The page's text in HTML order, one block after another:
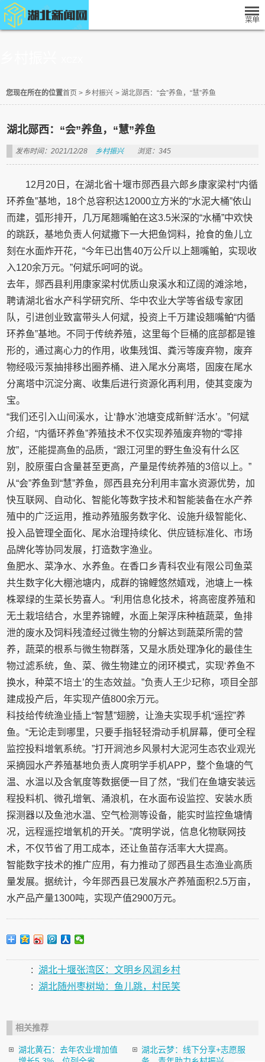
您现在所在的位置首页 > 乡村振兴 > 湖北郧西：“会”养鱼，“慧”养鱼
湖北郧西：“会”养鱼，“慧”养鱼
发布时间：2021/12/28 乡村振兴 浏览：345
12月20日，在湖北省十堰市郧西县六郎乡康家梁村“内循
环养鱼”基地，18个总容积达12000立方米的“水泥大桶”依山
而建，弧形排开，几万尾翘嘴鲌在这3.5米深的“水桶”中欢快
的跳跃，基地负责人何斌撒下一大把鱼饲料，抢食的鱼儿立
刻在水面炸开花，“今年已出售40万公斤以上翘嘴鲌，实现收
入120余万元。”何斌乐呵呵的说。
去年，郧西县利用康家梁村优质山泉溪水和辽阔的滩涂地，
聘请湖北省水产科学研究所、华中农业大学等省级专家团
队，引进创业致富带头人何斌，投资上千万建设翘嘴鲌“内循
环养鱼”基地。不同于传统养殖，这里每个巨桶的底部都是锥
形的，通过离心力的作用，收集残饵、粪污等废弃物，废弃
物经吸污泵抽排移出圈养桶、进入尾水分离塔，固废在尾水
分离塔中沉淀分离、收集后进行资源化再利用，使其变废为
宝。
“我们还引入山间溪水，让‘静水’池塘变成新鲜‘活水’。”何斌
介绍，“内循环养鱼”养殖技术不仅实现养殖废弃物的“零排
放”，还能提高鱼的品质，“跟江河里的野生鱼没有什么区
别，胶原蛋白含量甚至更高，产量是传统养殖的3倍以上。”
从“会”养鱼到“慧”养鱼，郧西县充分利用丰富水资源优势，加
快互联网、自动化、智能化等数字技术和智能装备在水产养
殖中的广泛运用，推动养殖服务数字化、设施升级智能化、
投入品管理全面化、尾水治理持续化、供应链标准化、市场
品牌化等协同发展，打造数字渔业。
鱼肥水、菜净水、水养鱼。在香口乡青科农业有限公司鱼菜
共生数字化大棚池塘内，成群的锦鲤悠然嬉戏，池塘上一株
株翠绿的生菜长势喜人。“利用信息化技术，将高密度养殖和
无土栽培结合，水里养锦鲤，水面上架浮床种植蔬菜，鱼排
泄的废水及饲料残渣经过微生物的分解达到蔬菜所需的营
养，蔬菜的根系与微生物群落，又是水质处理净化的最佳生
物过滤系统，鱼、菜、微生物建立的闭环模式，实现‘养鱼不
换水，种菜不培土’的生态效益。”负责人王少玘称，项目全部
建成投产后，年实现产值800余万元。
科技给传统渔业插上“智慧”翅膀，让渔夫实现手机“遥控”养
鱼。“无论走到哪里，只要手指轻轻滑动手机屏幕，便可全程
监控投料增氧系统。”打开涧池乡风景村大泥河生态农业观光
采摘园水产养殖基地负责人庹明学手机APP，整个鱼塘的气
温、水温以及含氧度等数据便一目了然，“我们在鱼塘安装远
程投料机、微孔增氧、涌浪机，在水面布设监控、安装水质
探测器以及鱼池水温、空气检测等设备，能实时监控鱼塘情
况，远程遥控增氧机的开关。”庹明学说，信息化物联网技
术，不仅节省了用工成本，还让鱼苗存活率大大提高。
智能数字技术的推广应用，有力推动了郧西县生态渔业高质
量发展。据统计，今年郧西县已发展水产养殖面积2.5万亩，
水产品产量1300吨，实现产值2900万元。
: 湖北十堰张湾区：文明乡风润乡村
: 湖北随州枣树坳：鱼儿跳，村民笑
相关推荐
湖北黄石：去年农业增加值
湖北云梦：线下分享+志愿服